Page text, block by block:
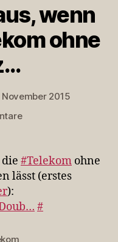
wenn
ohne
2015
zu
das
aus,
wenn
die
die #Telekom ohne
lässt (erstes
):
#